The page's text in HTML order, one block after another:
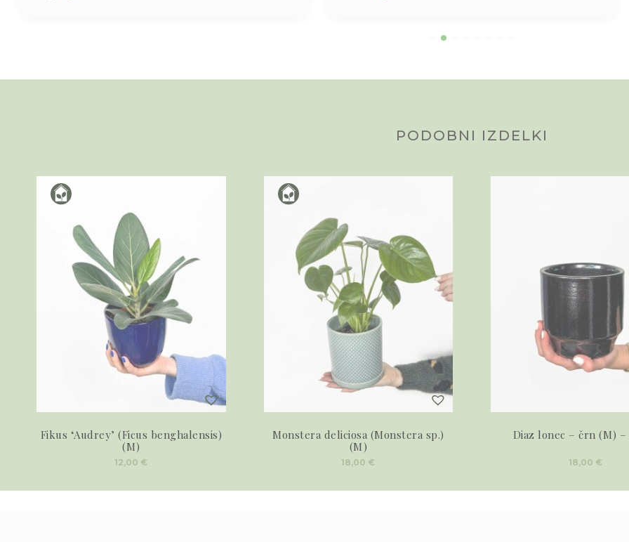
PODOBNI IZDELKI
Fikus ‘Audrey’ (Ficus benghalensis)
(M)
12,00 €
Monstera deliciosa (Monstera sp.)
(M)
18,00 €
Diaz lonec – črn (M) –
18,00 €